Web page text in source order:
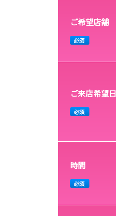
ご希望店舗
必須
ご来店希望日
必須
時間
必須